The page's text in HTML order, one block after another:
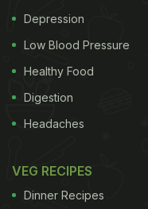
Depression
Low Blood Pressure
Healthy Food
Digestion
Headaches
VEG RECIPES
Dinner Recipes